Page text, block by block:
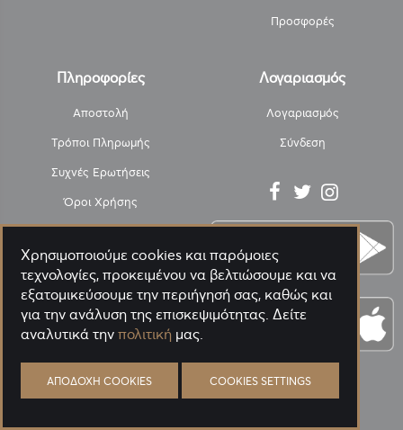
Προσφορές
Πληροφορίες
Αποστολή
Τρόποι Πληρωμής
Συχνές Ερωτήσεις
Όροι Χρήσης
Υπαναχώρηση
SafePacK - ΑΠΟΛΥΜΑΝΣΗ
Πολιτική Απορρήτου
Η Εταιρεία
Blog
Λογαριασμός
Λογαριασμός
Σύνδεση
Χρησιμοποιούμε cookies και παρόμοιες
τεχνολογίες, προκειμένου να βελτιώσουμε και να
εξατομικεύσουμε την περιήγησή σας, καθώς και
για την ανάλυση της επισκεψιμότητας. Δείτε
αναλυτικά την πολιτική μας.
ΑΠΟΔΟΧΉ COOKIES COOKIES SETTINGS